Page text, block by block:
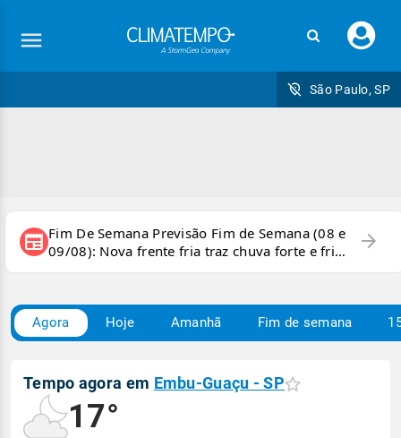
seu
São Paulo, SP
newspaper Fim De Semana Previsão Fim de Semana (08 e
09/08): Nova frente fria traz chuva forte e frio
para áreas do país
arrow_forward
Agora Hoje Amanhã Fim de semana
Tempo agora em Embu-Guaçu - SP
17°